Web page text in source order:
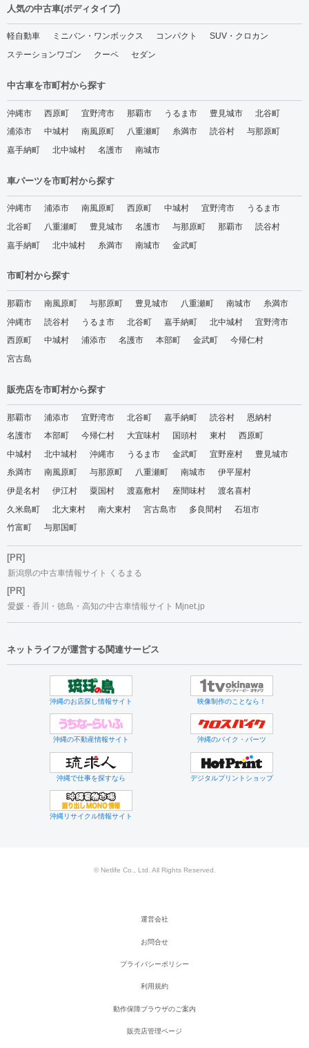
人気の中古車(ボディタイプ)
軽自動車 ミニバン・ワンボックス コンパクト
SUV・クロカン
ステーションワゴン
クーペ セダン
中古車を市町村から探す
沖縄市 西原町 宜野湾市 那覇市 うるま市 豊見城市
北谷町
浦添市
中城村 南風原町 八重瀬町 糸満市 読谷村
与那原町
嘉手納町
北中城村 名護市 南城市
車パーツを市町村から探す
沖縄市 浦添市 南風原町 西原町 中城村 宜野湾市
うるま市
北谷町
八重瀬町 豊見城市 名護市 与那原町 那覇市
読谷村
嘉手納町
北中城村 糸満市 南城市 金武町
市町村から探す
那覇市 南風原町 与那原町 豊見城市 八重瀬町 南城市
糸満市
沖縄市
読谷村 うるま市 北谷町 嘉手納町 北中城村
宜野湾市
西原町
中城村 浦添市 名護市 本部町 金武町
今帰仁村
宮古島
販売店を市町村から探す
那覇市 浦添市 宜野湾市 北谷町 嘉手納町 読谷村
恩納村
名護市
本部町 今帰仁村 大宜味村 国頭村 東村
西原町
中城村
北中城村 沖縄市 うるま市 金武町 宜野座村
豊見城市
糸満市
南風原町 与那原町 八重瀬町 南城市
伊平屋村
伊是名村
伊江村 粟国村 渡嘉敷村 座間味村
渡名喜村
久米島町
北大東村 南大東村 宮古島市 多良間村
石垣市
竹富町
与那国町
[PR]
新潟県の中古車情報サイト くるまる
[PR]
愛媛・香川・徳島・高知の中古車情報サイト Mjnet.jp
ネットライフが運営する関連サービス
沖縄のお店探し情報サイト 映像制作のことなら！
沖縄の不動産情報サイト 沖縄のバイク・パーツ
沖縄で仕事を探すなら デジタルプリントショップ
沖縄リサイクル情報サイト
© Netlife Co., Ltd. All Rights Reserved.
運営会社
お問合せ
プライバシーポリシー
利用規約
動作保障ブラウザのご案内
販売店管理ページ